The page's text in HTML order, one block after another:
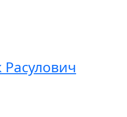
Расулович